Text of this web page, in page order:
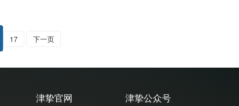
17 下一页
津挚官网 津挚公众号